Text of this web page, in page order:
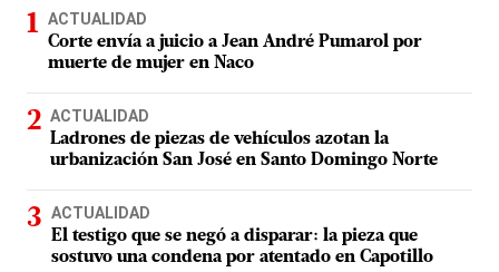
ACTUALIDAD
Corte envía a juicio a Jean André Pumarol por
muerte de mujer en Naco
ACTUALIDAD
Ladrones de piezas de vehículos azotan la
urbanización San José en Santo Domingo Norte
ACTUALIDAD
El testigo que se negó a disparar: la pieza que
sostuvo una condena por atentado en Capotillo